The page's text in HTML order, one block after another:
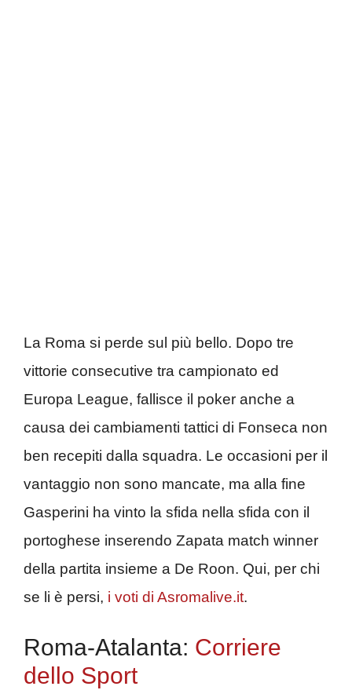
La Roma si perde sul più bello. Dopo tre
vittorie consecutive tra campionato ed
Europa League, fallisce il poker anche a
causa dei cambiamenti tattici di Fonseca non
ben recepiti dalla squadra. Le occasioni per il
vantaggio non sono mancate, ma alla fine
Gasperini ha vinto la sfida nella sfida con il
portoghese inserendo Zapata match winner
della partita insieme a De Roon. Qui, per chi
se li è persi, i voti di Asromalive.it.
Roma-Atalanta: Corriere
dello Sport